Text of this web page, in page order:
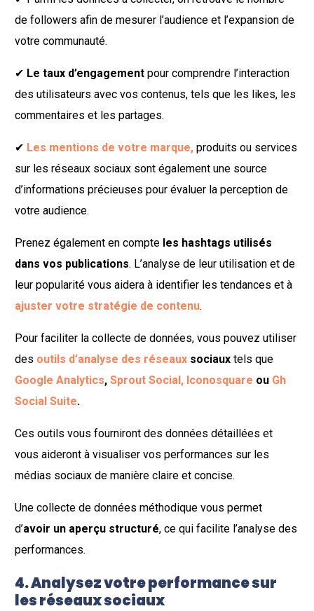
de followers afin de mesurer l’audience et l’expansion de
votre communauté.
✔︎ Le taux d’engagementpour comprendre l’interaction
des utilisateurs avec vos contenus, tels que les likes, les
commentaires et les partages.
✔︎ Les mentions de votre marque, produits ou services
sur les réseaux sociaux sont également une source
d’informations précieuses pour évaluer la perception de
votre audience.
Prenez également en compte les hashtags utilisés
dans vos publications. L’analyse de leur utilisation et de
leur popularité vous aidera à identifier les tendances et à
ajuster votre stratégie de contenu.
Pour faciliter la collecte de données, vous pouvez utiliser
des outils d’analyse des réseaux sociaux tels que
Google Analytics,Sprout Social, Iconosquare ou Gh
Social Suite.
Ces outils vous fourniront des données détaillées et
vous aideront à visualiser vos performances sur les
médias sociaux de manière claire et concise.
Une collecte de données méthodique vous permet
d’avoir un aperçu structuré, ce qui facilite l’analyse des
performances.
4. Analysez votre performance sur
les réseaux sociaux